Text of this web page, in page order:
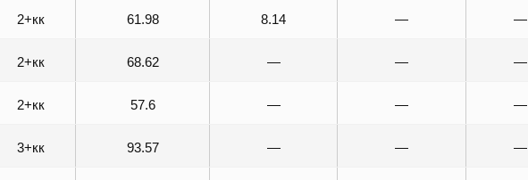
2+кк 61.98 8.14 — —
2+кк 68.62 — — —
2+кк 57.6 — — —
3+кк 93.57 — — —